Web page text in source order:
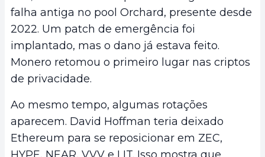
falha antiga no pool Orchard, presente desde
2022. Um patch de emergência foi
implantado, mas o dano já estava feito.
Monero retomou o primeiro lugar nas criptos
de privacidade.
Ao mesmo tempo, algumas rotações
aparecem. David Hoffman teria deixado
Ethereum para se reposicionar em ZEC,